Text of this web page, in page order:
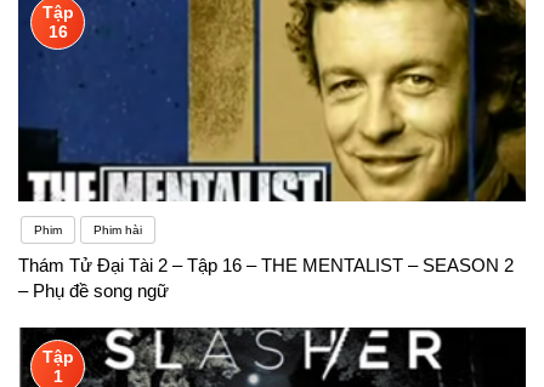
Tập
16
Phim Phim hài
Thám Tử Đại Tài 2 – Tập 16 – THE MENTALIST – SEASON 2
– Phụ đề song ngữ
Tập
1